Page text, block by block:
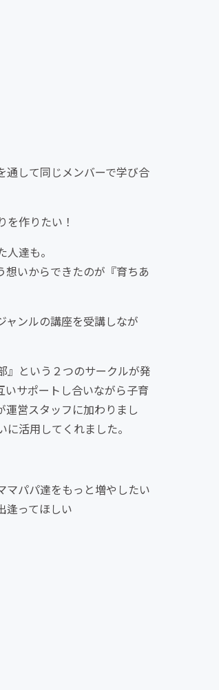
通して同じメンバーで学び合
作りたい！
達も。
いからできたのが『育ちあ
ャンルの講座を受講しなが
』という２つのサークルが発
サポートし合いながら子育
営スタッフに加わりまし
活用してくれました。
マパパ達をもっと増やしたい
逢ってほしい